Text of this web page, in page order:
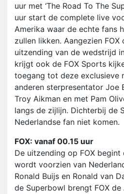
uur met ‘The Road To The
uur start de complete live
Amerika waar de echte fans
zullen likken. Aangezien
uitzending van de wedstrijd
krijgt ook de FOX Sports
toegang tot deze exclusieve
anderen sterpresentator Joe
Troy Aikman en met Pam
langs de zijlijn. Dichterbij de
Nederlandse fan niet komen.
FOX: vanaf 00.15 uur
De uitzending op FOX begint
wordt voorzien van
Ronald Buijs en Ronald van
de Superbowl brengt FOX